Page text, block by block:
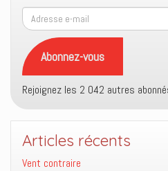
Adresse
e-
mail
Abonnez-vous
Rejoignez les 2 042 autres
Articles récents
Vent contraire